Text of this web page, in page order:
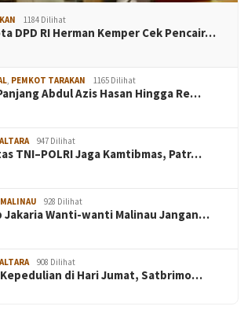
1184 Dilihat
DPD RI Herman Kemper Cek Pencair…
PEMKOT TARAKAN 1165 Dilihat
Abdul Azis Hasan Hingga Re…
947 Dilihat
TNI–POLRI Jaga Kamtibmas, Patr…
928 Dilihat
Jakaria Wanti-wanti Malinau Jangan…
908 Dilihat
di Hari Jumat, Satbrimo…